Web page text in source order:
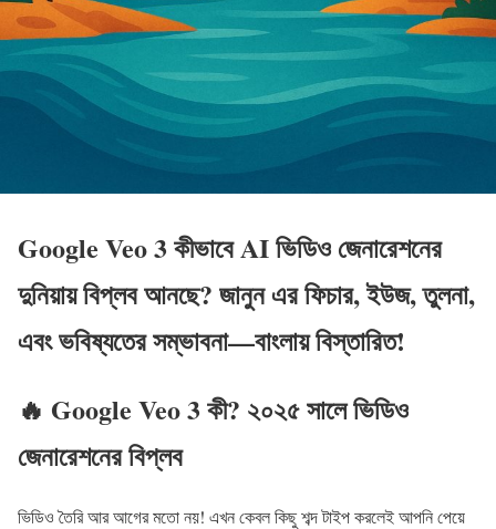
Google Veo 3 কীভাবে AI ভিডিও জেনারেশনের
দুনিয়ায় বিপ্লব আনছে? জানুন এর ফিচার, ইউজ, তুলনা,
এবং ভবিষ্যতের সম্ভাবনা—বাংলায় বিস্তারিত!
🔥 Google Veo 3 কী? ২০২৫ সালে ভিডিও
জেনারেশনের বিপ্লব
ভিডিও তৈরি আর আগের মতো নয়! এখন কেবল কিছু শব্দ টাইপ করলেই আপনি পেয়ে